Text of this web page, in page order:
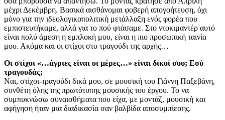
μέχρι Δεκέμβρη. Βασικά αισθάνομαι φοβερή απογοήτευση, όχι
μόνο για την ιδεολογικοπολιτική μετάλλαξη ενός φορέα που
εμπιστευτήκαμε, αλλά για το πού φτάσαμε. Στο ντοκιμαντέρ αυτό
είναι πολύ άμεση η εμπλοκή μου, είναι η πιο προσωπική ταινία
μου. Ακόμα και οι στίχοι στο τραγούδι της αρχής…
Οι στίχοι «…άγριες είναι οι μέρες…» είναι δικοί σου; Εσύ
τραγουδάς;
Ναι, στίχοι-τραγούδι δικά μου, σε μουσική του Γιάννη Παξεβάνη,
συνθέτη όλης της πρωτότυπης μουσικής του έργου. Το να
συμπυκνώσω συναισθήματα που είχα, με μοντάζ, μουσική και
αφήγηση ήταν μια διαδικασία σαν βαλβίδα αποσυμπίεσης.